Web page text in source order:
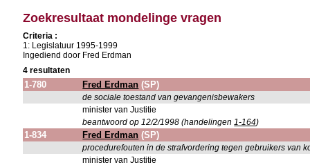
Zoekresultaat mondelinge vragen
Criteria :
1: Legislatuur 1995-1999
Ingediend door Fred Erdman
4 resultaten
1-780 Fred Erdman (SP)
de sociale toestand van gevangenisbewakers
minister van Justitie
beantwoord op 12/2/1998 (handelingen1-164)
1-834 Fred Erdman (SP)
procedurefouten in de strafvordering tegen gebruikers van
minister van Justitie